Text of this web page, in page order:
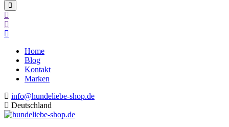
Home
Blog
Kontakt
Marken
info@hundeliebe-shop.de
Deutschland